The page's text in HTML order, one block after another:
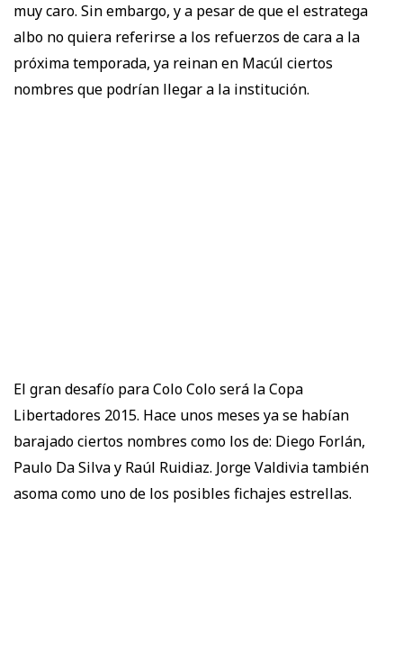
muy caro. Sin embargo, y a pesar de que el estratega
albo no quiera referirse a los refuerzos de cara a la
próxima temporada, ya reinan en Macúl ciertos
nombres que podrían llegar a la institución.
El gran desafío para Colo Colo será la Copa
Libertadores 2015. Hace unos meses ya se habían
barajado ciertos nombres como los de: Diego Forlán,
Paulo Da Silva y Raúl Ruidiaz. Jorge Valdivia también
asoma como uno de los posibles fichajes estrellas.